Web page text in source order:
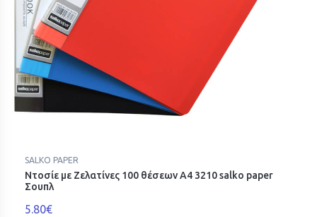
SALKO PAPER
Ντοσίε με Ζελατίνες 100 θέσεων Α4 3210 salko paper
Σουπλ
5.80€